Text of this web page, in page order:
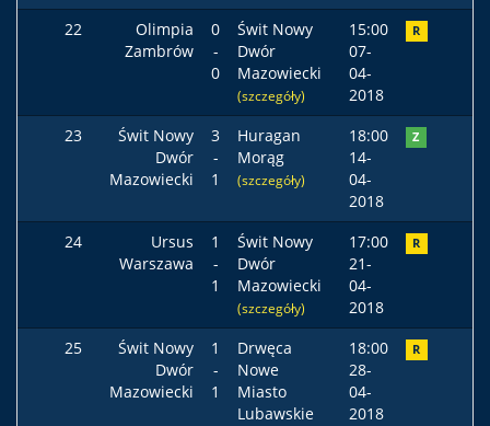
22
Olimpia
Zambrów
0
-
0
Świt Nowy
Dwór
Mazowiecki
(szczegóły)
15:00
07-
04-
2018
R
23
Świt Nowy
Dwór
Mazowiecki
3
-
1
Huragan
Morąg
(szczegóły)
18:00
14-
04-
2018
Z
24
Ursus
Warszawa
1
-
1
Świt Nowy
Dwór
Mazowiecki
(szczegóły)
17:00
21-
04-
2018
R
25
Świt Nowy
Dwór
Mazowiecki
1
-
1
Drwęca
Nowe
Miasto
Lubawskie
18:00
28-
04-
2018
R